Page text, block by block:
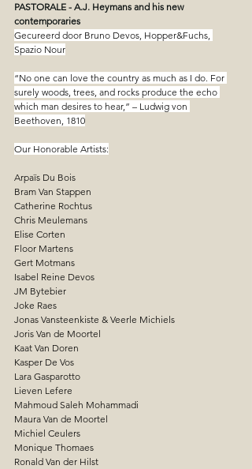
PASTORALE - A.J. Heymans and his new
contemporaries
Gecureerd door Bruno Devos, Hopper&Fuchs,
Spazio Nour
“No one can love the country as much as I do. For
surely woods, trees, and rocks produce the echo
which man desires to hear,” – Ludwig von
Beethoven, 1810
Our Honorable Artists:
Arpaïs Du Bois
Bram Van Stappen
Catherine Rochtus
Chris Meulemans
Elise Corten
Floor Martens
Gert Motmans
Isabel Reine Devos
JM Bytebier
Joke Raes
Jonas Vansteenkiste & Veerle Michiels
Joris Van de Moortel
Kaat Van Doren
Kasper De Vos
Lara Gasparotto
Lieven Lefere
Mahmoud Saleh Mohammadi
Maura Van de Moortel
Michiel Ceulers
Monique Thomaes
Ronald Van der Hilst